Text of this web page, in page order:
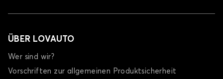
ÜBER LOVAUTO
Wer sind wir?
Vorschriften zur allgemeinen Produktsicherheit